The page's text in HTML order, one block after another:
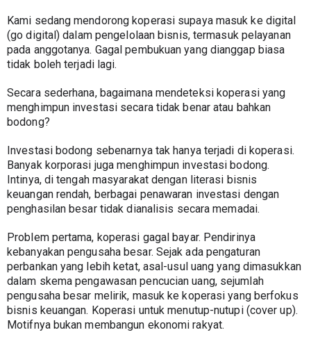
Kami sedang mendorong koperasi supaya masuk ke digital
(go digital) dalam pengelolaan bisnis, termasuk pelayanan
pada anggotanya. Gagal pembukuan yang dianggap biasa
tidak boleh terjadi lagi.
Secara sederhana, bagaimana mendeteksi koperasi yang
menghimpun investasi secara tidak benar atau bahkan
bodong?
Investasi bodong sebenarnya tak hanya terjadi di koperasi.
Banyak korporasi juga menghimpun investasi bodong.
Intinya, di tengah masyarakat dengan literasi bisnis
keuangan rendah, berbagai penawaran investasi dengan
penghasilan besar tidak dianalisis secara memadai.
Problem pertama, koperasi gagal bayar. Pendirinya
kebanyakan pengusaha besar. Sejak ada pengaturan
perbankan yang lebih ketat, asal-usul uang yang dimasukkan
dalam skema pengawasan pencucian uang, sejumlah
pengusaha besar melirik, masuk ke koperasi yang berfokus
bisnis keuangan. Koperasi untuk menutup-nutupi (cover up).
Motifnya bukan membangun ekonomi rakyat.